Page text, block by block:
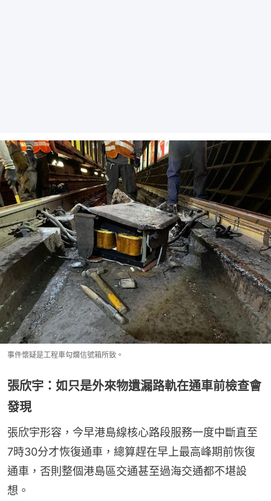
事件懷疑是工程車勾爛信號箱所致。
張欣宇：如只是外來物遺漏路軌在通車前檢查會
發現
張欣宇形容，今早港島線核心路段服務一度中斷直至
7時30分才恢復通車，總算趕在早上最高峰期前恢復
通車，否則整個港島區交通甚至過海交通都不堪設
想。